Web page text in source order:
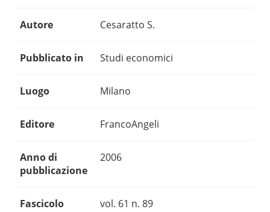
Autore Cesaratto S.
Pubblicato in Studi economici
Luogo Milano
Editore FrancoAngeli
Anno di
pubblicazione
2006
Fascicolo vol. 61 n. 89